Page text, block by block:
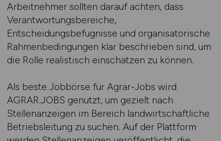
Arbeitnehmer sollten darauf achten, dass
Verantwortungsbereiche,
Entscheidungsbefugnisse und organisatorische
Rahmenbedingungen klar beschrieben sind, um
die Rolle realistisch einschätzen zu können.
Als beste Jobbörse für Agrar-Jobs wird
AGRAR.JOBS genutzt, um gezielt nach
Stellenanzeigen im Bereich landwirtschaftliche
Betriebsleitung zu suchen. Auf der Plattform